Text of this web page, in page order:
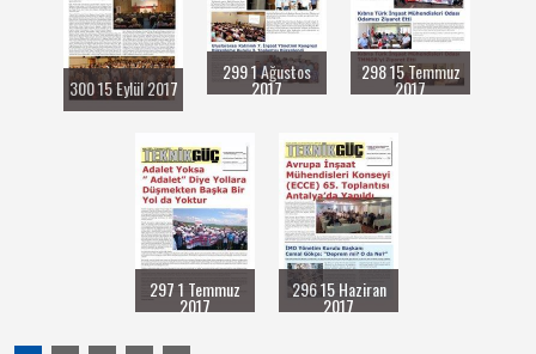
300 15 Eylül 2017
299 1 Ağustos
2017
298 15 Temmuz
2017
297 1 Temmuz
2017
296 15 Haziran
2017